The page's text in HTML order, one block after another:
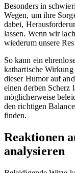
Besonders in
Wegen, um ihre
dabei,
lassen. Wenn wir
wiederum unsere
So kann ein
kathartische
dieser Humor auf
einen derben Scherz
möglicherweise
den richtigen
finden.
Reaktionen
analysieren